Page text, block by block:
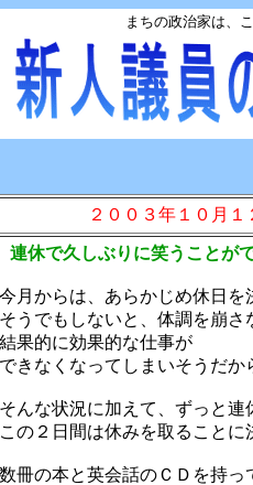
まちの政治家は、
２００３年１０月
休で久しぶりに笑うことが
月からは、あらかじめ休日を
うでもしないと、体調を崩さ
果的に効果的な仕事が
きなくなってしまいそうだか
んな状況に加えて、ずっと連
の２日間は休みを取ることに
冊の本と英会話のＣＤを持っ